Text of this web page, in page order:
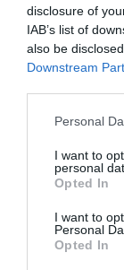
disclosure of
IAB’s list of
also be
Downstream
Personal
I want to
personal
Opted In
I want to
Personal
Opted In
Marcelo
historia, de
desmontar
cristiano"
DIARIO
Diario de
Oír se